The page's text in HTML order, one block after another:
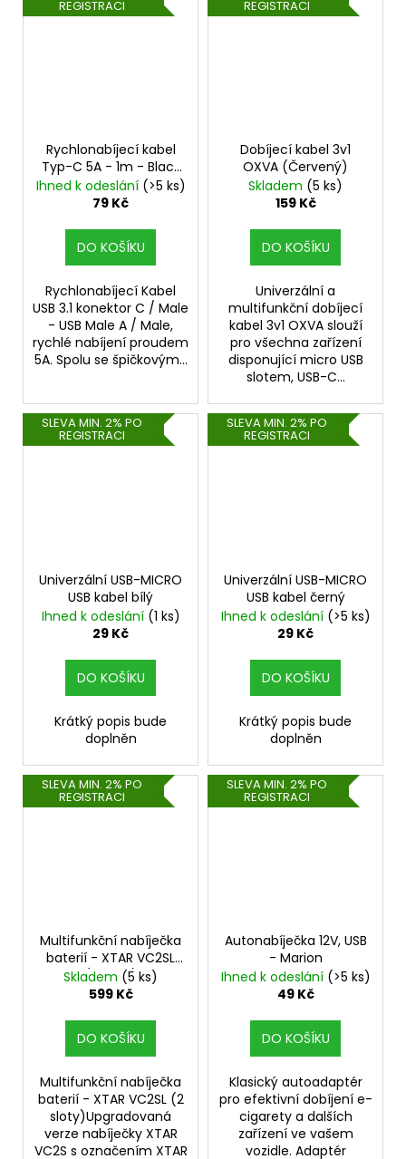
REGISTRACI
Rychlonabíjecí kabel
Typ-C 5A - 1m - Black
opletený
Ihned k odeslání (>5 ks)
79 Kč
DO KOŠÍKU
Rychlonabíjecí Kabel
USB 3.1 konektor C / Male
- USB Male A / Male,
rychlé nabíjení proudem
5A. Spolu se špičkovým...
REGISTRACI
Dobíjecí kabel 3v1
OXVA (Červený)
Skladem (5 ks)
159 Kč
DO KOŠÍKU
Univerzální a
multifunkční dobíjecí
kabel 3v1 OXVA slouží
pro všechna zařízení
disponující micro USB
slotem, USB-C...
SLEVA MIN. 2% PO
REGISTRACI
Univerzální USB-MICRO
USB kabel bílý
Ihned k odeslání (1 ks)
29 Kč
DO KOŠÍKU
Krátký popis bude
doplněn
SLEVA MIN. 2% PO
REGISTRACI
Univerzální USB-MICRO
USB kabel černý
Ihned k odeslání (>5 ks)
29 Kč
DO KOŠÍKU
Krátký popis bude
doplněn
SLEVA MIN. 2% PO
REGISTRACI
Multifunkční nabíječka
baterií - XTAR VC2SL
(2 sloty)
Skladem (5 ks)
599 Kč
DO KOŠÍKU
Multifunkční nabíječka
baterií - XTAR VC2SL (2
sloty)Upgradovaná
verze nabíječky XTAR
VC2S s označením XTAR
SLEVA MIN. 2% PO
REGISTRACI
Autonabíječka 12V, USB
- Marion
Ihned k odeslání (>5 ks)
49 Kč
DO KOŠÍKU
Klasický autoadaptér
pro efektivní dobíjení e-
cigarety a dalších
zařízení ve vašem
vozidle. Adaptér